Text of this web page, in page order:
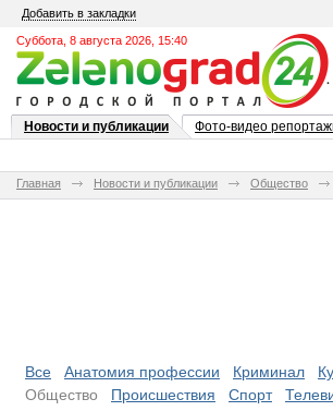
Добавить в закладки
Суббота, 8 августа 2026, 15:40
Новости и публикации Фото-видео
Главная Новости и публикации Общество
Все Анатомия профессии Криминал
Общество
Происшествия Спорт